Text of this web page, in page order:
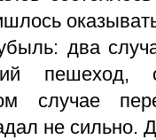
два
пешеход,
случае
не сильно.